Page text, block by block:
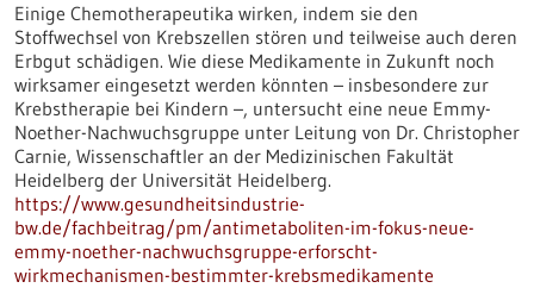
Einige Chemotherapeutika wirken, indem sie den
Stoffwechsel von Krebszellen stören und teilweise auch deren
Erbgut schädigen. Wie diese Medikamente in Zukunft noch
wirksamer eingesetzt werden könnten – insbesondere zur
Krebstherapie bei Kindern –, untersucht eine neue Emmy-
Noether-Nachwuchsgruppe unter Leitung von Dr. Christopher
Carnie, Wissenschaftler an der Medizinischen Fakultät
Heidelberg der Universität Heidelberg.
https://www.gesundheitsindustrie-
bw.de/fachbeitrag/pm/antimetaboliten-im-fokus-neue-
emmy-noether-nachwuchsgruppe-erforscht-
wirkmechanismen-bestimmter-krebsmedikamente